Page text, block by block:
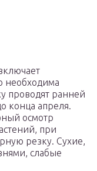
необходима
проводят ранней
конца апреля.
осмотр
при
резку. Сухие,
слабые